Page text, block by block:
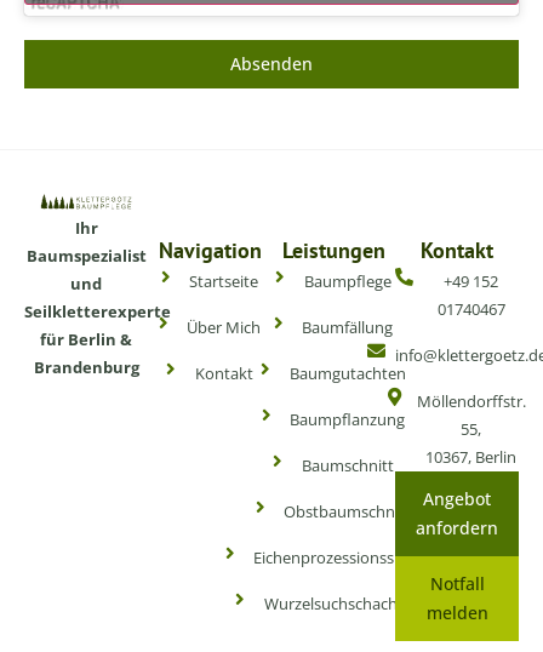
Absenden
Ihr
Baumspezialist
und
Seilkletterexperte
für Berlin &
Brandenburg
Navigation
Startseite
Über Mich
Kontakt
Leistungen
Baumpflege
Baumfällung
Baumgutachten
Baumpflanzung
Baumschnitt
Obstbaumschnitt
Eichenprozessionsspinner
Wurzelsuchschachtung
Kontakt
+49 152
01740467
Möllendorffstr.
55,
10367, Berlin
Angebot
anfordern
Notfall
melden